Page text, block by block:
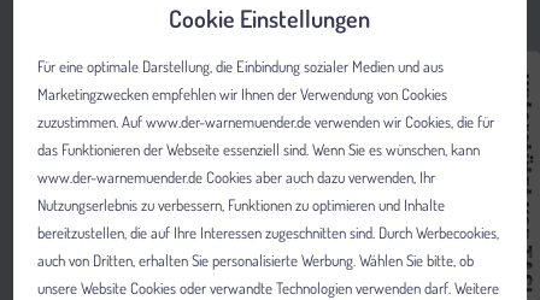
Cookie Einstellungen
Für eine optimale Darstellung, die Einbindung sozialer Medien und aus
Marketingzwecken empfehlen wir Ihnen der Verwendung von Cookies
zuzustimmen. Auf www.der-warnemuender.de verwenden wir Cookies, die für
das Funktionieren der Webseite essenziell sind. Wenn Sie es wünschen, kann
www.der-warnemuender.de Cookies aber auch dazu verwenden, Ihr
Nutzungserlebnis zu verbessern, Funktionen zu optimieren und Inhalte
bereitzustellen, die auf Ihre Interessen zugeschnitten sind. Durch Werbecookies,
auch von Dritten, erhalten Sie personalisierte Werbung. Wählen Sie bitte, ob
unsere Website Cookies oder verwandte Technologien verwenden darf. Weitere